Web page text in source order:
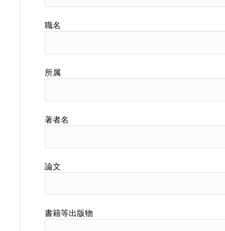
職名
所属
著者名
論文
書籍等出版物